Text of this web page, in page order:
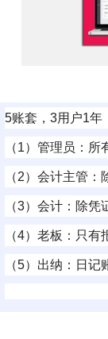
5账套，3用户1年
（1）管理员：
（2）会计主管：
（3）会计：除凭
（4）老板：只有
（5）出纳：日记